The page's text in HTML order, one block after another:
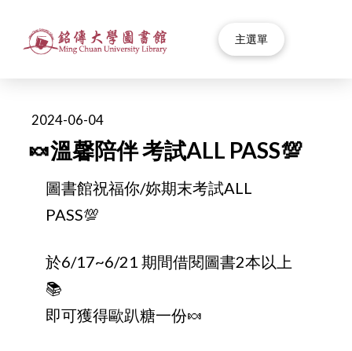
主選單
2024-06-04
🍬溫馨陪伴 考試ALL PASS💯
圖書館祝福你/妳期末考試ALL
PASS💯
於6/17~6/21 期間借閱圖書2本以上
📚
即可獲得歐趴糖一份🍬